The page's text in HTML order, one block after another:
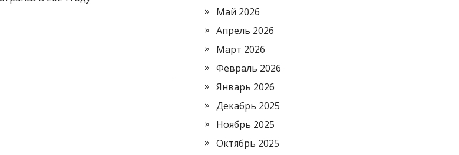
Май 2026
Апрель 2026
Март 2026
Февраль 2026
Январь 2026
Декабрь 2025
Ноябрь 2025
Октябрь 2025